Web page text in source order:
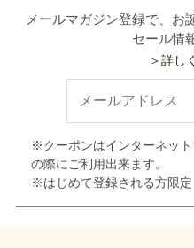
メールマガジン登録で、お
セール情
＞詳し
※クーポンはインターネッ
の際にご利用出来ます。
※はじめて登録される方限定